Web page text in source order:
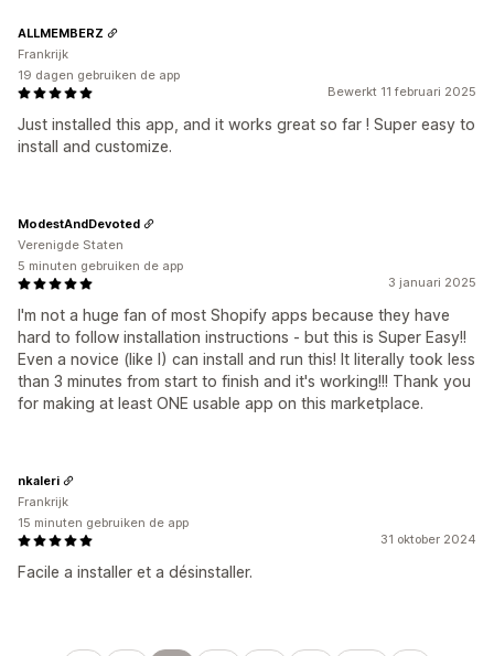
Bewerkt 11 februari 2025
Just installed this app, and it works great so far ! Super easy to
install and customize.
ALLMEMBERZ
Frankrijk
19 dagen gebruiken de app
3 januari 2025
I'm not a huge fan of most Shopify apps because they have
hard to follow installation instructions - but this is Super Easy!!
Even a novice (like I) can install and run this! It literally took less
than 3 minutes from start to finish and it's working!!! Thank you
for making at least ONE usable app on this marketplace.
ModestAndDevoted
Verenigde Staten
5 minuten gebruiken de app
31 oktober 2024
Facile a installer et a désinstaller.
nkaleri
Frankrijk
15 minuten gebruiken de app